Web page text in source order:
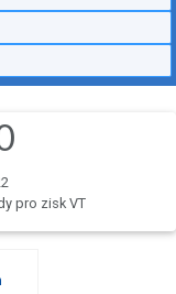
pro zisk VT